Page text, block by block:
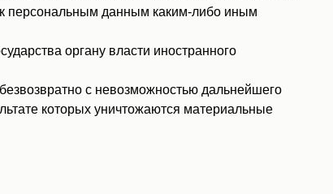
персональным данным каким-либо иным
органу власти иностранного
с невозможностью дальнейшего
которых уничтожаются материальные